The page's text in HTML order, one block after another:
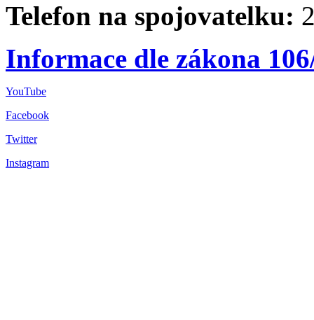
Telefon na spojovatelku:
Informace dle zákona
YouTube
Facebook
Twitter
Instagram